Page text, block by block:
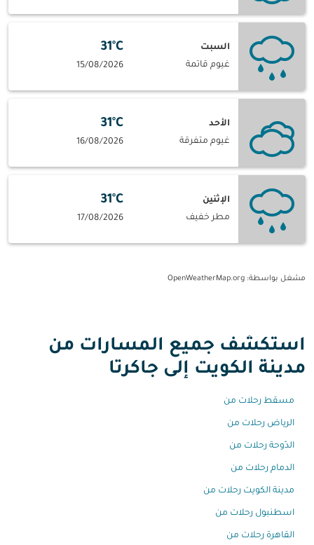
السبت
غيوم قاتمة
31°C
15/08/2026
الأحد
غيوم متفرقة
31°C
16/08/2026
الإثنين
مطر خفيف
31°C
17/08/2026
مشغل بواسطة: OpenWeatherMap.org
استكشف جميع المسارات من
مدينة الكويت إلى جاكرتا
مسقط رحلات من
الرياض رحلات من
الدّوحة رحلات من
الدمام رحلات من
مدينة الكويت رحلات من
اسطنبول رحلات من
القاهرة رحلات من